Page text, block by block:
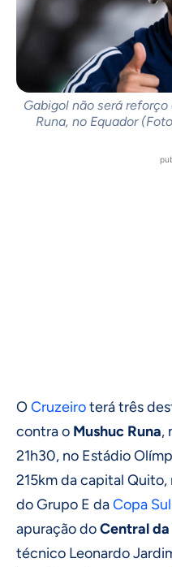
Gabigol não será
Runa, no Equador
OCruzeiroterá três
contra o Mushuc Runa,
21h30, no Estádio
215km da capital Quito,
do Grupo E daCopa
apuração doCentral da
técnico Leonardo